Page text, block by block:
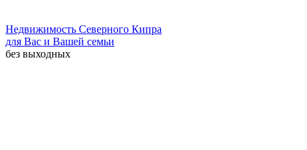
Недвижимость Северного Кипра
для Вас и Вашей семьи
без выходных